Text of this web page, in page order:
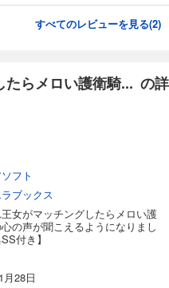
すべてのレビューを見る(2)
たらメロい護衛騎... の詳
フト
ブックス
女がマッチングしたらメロい護
の声が聞こえるようになりまし
付き】
月28日